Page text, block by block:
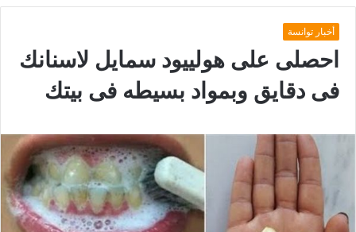
أخبار توانسة
احصلى على هولييود سمايل لاسنانك
فى دقايق وبمواد بسيطه فى بيتك